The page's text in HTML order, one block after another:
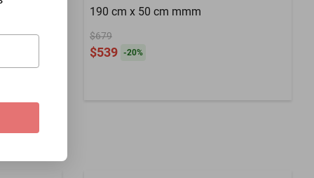
190 cm x 50 cm mmm
$679
$539 -20%